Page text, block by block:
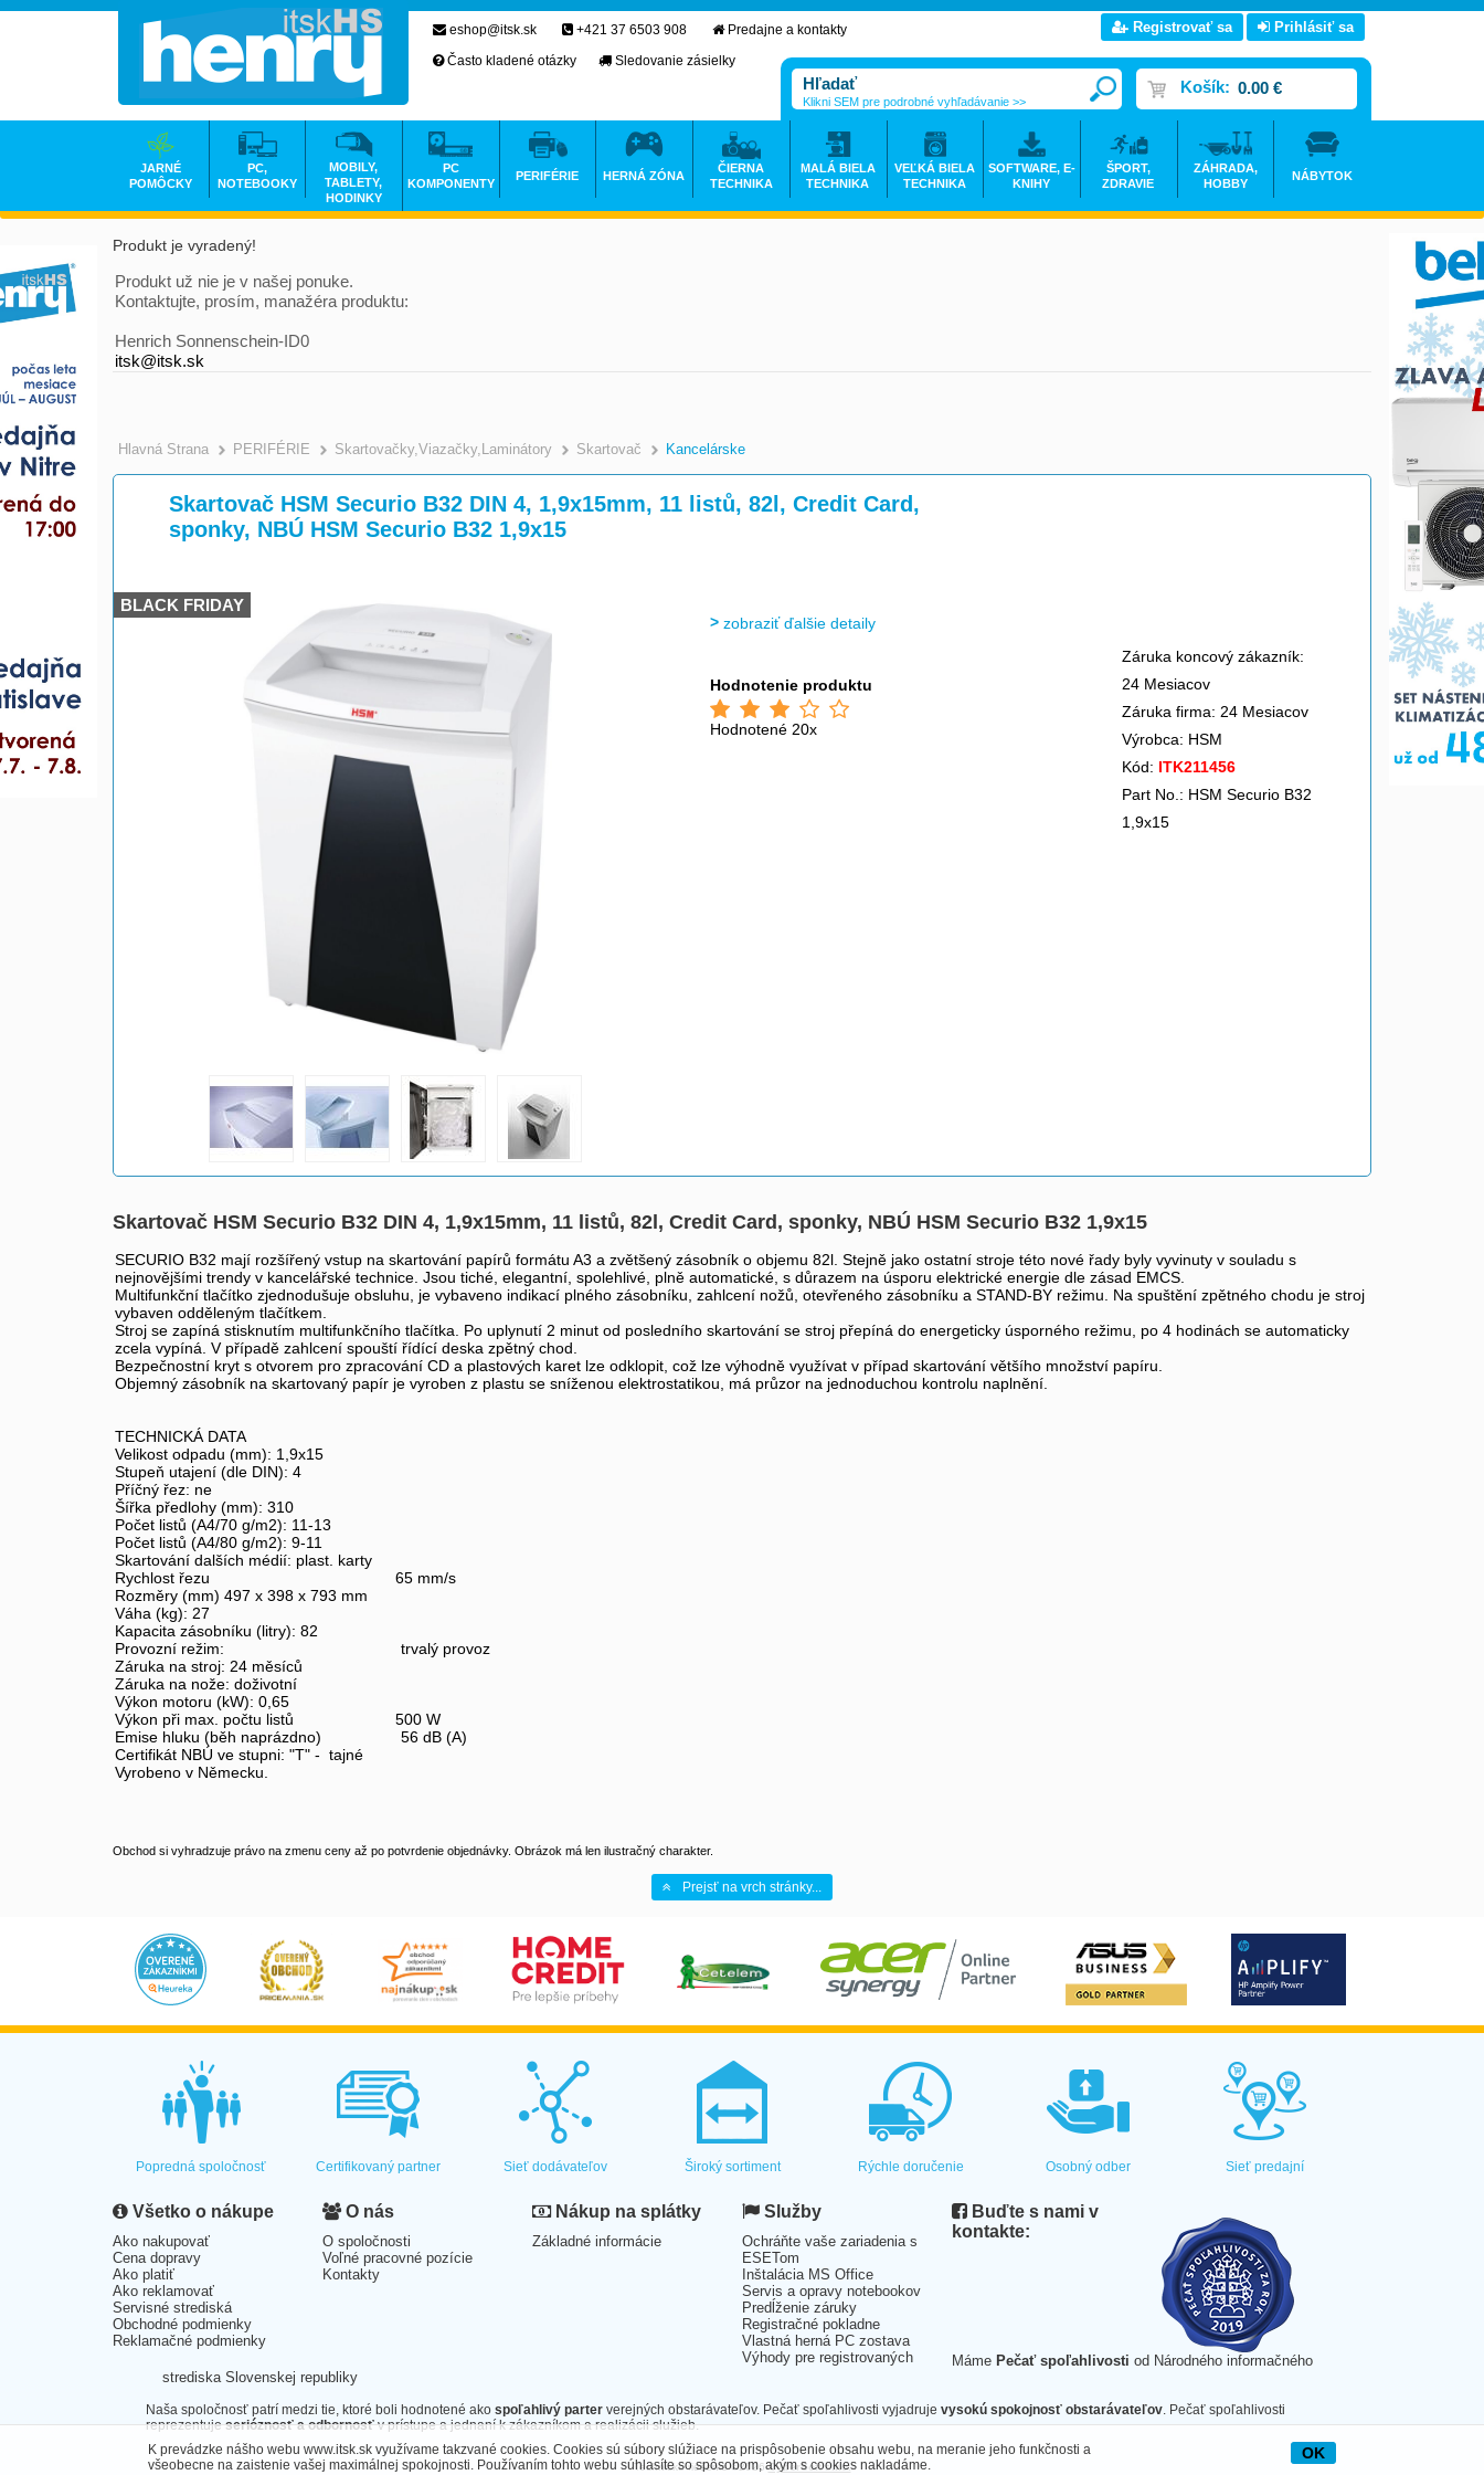
Produkt je vyradený!
Produkt už nie je v našej ponuke.
Kontaktujte, prosím, manažéra produktu:
Henrich Sonnenschein-ID0
itsk@itsk.sk
Hlavná Strana >
PERIFÉRIE >
Skartovačky,Viazačky,Laminátory >
Skartovač >
Kancelárske
Skartovač HSM Securio B32 DIN 4, 1,9x15mm, 11 listů, 82l, Credit Card,
sponky, NBÚ HSM Securio B32 1,9x15
BLACK FRIDAY
zobraziť ďalšie detaily
Hodnotenie produktu
Hodnotené 20x
Záruka koncový zákazník:
24 Mesiacov
Záruka firma: 24 Mesiacov
Výrobca: HSM
Kód: ITK211456
Part No.: HSM Securio B32
1,9x15
Skartovač HSM Securio B32 DIN 4, 1,9x15mm, 11 listů, 82l, Credit Card, sponky, NBÚ HSM Securio B32 1,9x15
SECURIO B32 mají rozšířený vstup na skartování papírů formátu A3 a zvětšený zásobník o objemu 82l. Stejně jako ostatní stroje této nové řady byly vyvinuty v souladu s
nejnovějšími trendy v kancelářské technice. Jsou tiché, elegantní, spolehlivé, plně automatické, s důrazem na úsporu elektrické energie dle zásad EMCS.
Multifunkční tlačítko zjednodušuje obsluhu, je vybaveno indikací plného zásobníku, zahlcení nožů, otevřeného zásobníku a STAND-BY režimu. Na spuštění zpětného chodu je stroj
vybaven odděleným tlačítkem.
Stroj se zapíná stisknutím multifunkčního tlačítka. Po uplynutí 2 minut od posledního skartování se stroj přepíná do energeticky úsporného režimu, po 4 hodinách se automaticky
zcela vypíná. V případě zahlcení spouští řídící deska zpětný chod.
Bezpečnostní kryt s otvorem pro zpracování CD a plastových karet lze odklopit, což lze výhodně využívat v případ skartování většího množství papíru.
Objemný zásobník na skartovaný papír je vyroben z plastu se sníženou elektrostatikou, má průzor na jednoduchou kontrolu naplnění.
TECHNICKÁ DATA
Velikost odpadu (mm): 1,9x15
Stupeň utajení (dle DIN): 4
Příčný řez: ne
Šířka předlohy (mm): 310
Počet listů (A4/70 g/m2): 11-13
Počet listů (A4/80 g/m2): 9-11
Skartování dalších médií: plast. karty
Rychlost řezu 65 mm/s
Rozměry (mm) 497 x 398 x 793 mm
Váha (kg): 27
Kapacita zásobníku (litry): 82
Provozní režim: trvalý provoz
Záruka na stroj: 24 měsíců
Záruka na nože: doživotní
Výkon motoru (kW): 0,65
Výkon při max. počtu listů 500 W
Emise hluku (běh naprázdno) 56 dB (A)
Certifikát NBÚ ve stupni: "T" - tajné
Vyrobeno v Německu.
Obchod si vyhradzuje právo na zmenu ceny až po potvrdenie objednávky. Obrázok má len ilustračný charakter.
Prejsť na vrch stránky...
eshop@itsk.sk +421 37 6503 908
Predajne a kontakty
Často kladené otázky
Sledovanie zásielky
Registrovať sa Prihlásiť sa
Košík: 0.00 €
Klikni SEM pre podrobné vyhľadávanie >>
JARNÉ
POMÔCKY
PC,
NOTEBOOKY
MOBILY,
TABLETY,
HODINKY
PC
KOMPONENTY
PERIFÉRIE HERNÁ ZÓNA
ČIERNA
TECHNIKA
MALÁ BIELA
TECHNIKA
VEĽKÁ BIELA
TECHNIKA
SOFTWARE, E-
KNIHY
ŠPORT,
ZDRAVIE
ZÁHRADA,
HOBBY
NÁBYTOK
Popredná spoločnosť Certifikovaný partner Sieť dodávateľov Široký sortiment Rýchle doručenie Osobný odber Sieť predajní
Všetko o nákupe
Ako nakupovať
Cena dopravy
Ako platiť
Ako reklamovať
Servisné strediská
Obchodné podmienky
Reklamačné podmienky
O nás
O spoločnosti
Voľné pracovné pozície
Kontakty
Nákup na splátky
Základné informácie
Služby
Ochráňte vaše zariadenia s
ESETom
Inštalácia MS Office
Servis a opravy notebookov
Predĺženie záruky
Registračné pokladne
Vlastná herná PC zostava
Výhody pre registrovaných
Buďte s nami v
kontakte:
Máme Pečať spoľahlivosti od Národného informačného
strediska Slovenskej republiky
Naša spoločnosť patrí medzi tie, ktoré boli hodnotené ako spoľahlivý parter verejných obstarávateľov. Pečať spoľahlivosti vyjadruje vysokú spokojnosť obstarávateľov. Pečať spoľahlivosti
reprezentujeserióznosť a odbornosťv prístupe a jednaní k zákazníkom a realizácii služieb.
Technické riešenie ©2026CyberSoft s.r.o.
K prevádzke nášho webu www.itsk.sk využívame takzvané cookies. Cookies sú súbory slúžiace na prispôsobenie obsahu webu, na meranie jeho funkčnosti a
všeobecne na zaistenie vašej maximálnej spokojnosti. Používaním tohto webu súhlasíte so spôsobom, akým s cookies nakladáme.
OK